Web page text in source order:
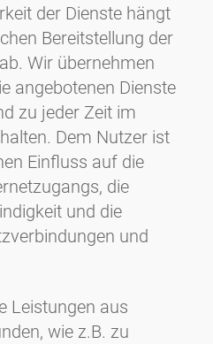
der Dienste hängt
Bereitstellung der
Wir übernehmen
angebotenen Dienste
zu jeder Zeit im
Dem Nutzer ist
Einfluss auf die
die
und die
und
Leistungen aus
wie z.B. zu